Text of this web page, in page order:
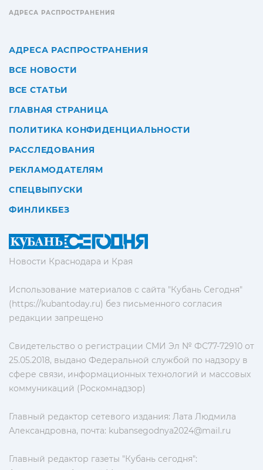
Новости Краснодара и Края
Использование материалов с сайта "Кубань Сегодня"
(https://kubantoday.ru) без письменного согласия
редакции запрещено
Свидетельство о регистрации СМИ Эл № ФС77-72910 от
25.05.2018, выдано Федеральной службой по надзору в
сфере связи, информационных технологий и массовых
коммуникаций (Роскомнадзор)
Главный редактор сетевого издания: Лата Людмила
Александровна, почта: kubansegodnya2024@mail.ru
Главный редактор газеты "Кубань сегодня":
АДРЕСА РАСПРОСТРАНЕНИЯ
АДРЕСА РАСПРОСТРАНЕНИЯ
ВСЕ НОВОСТИ
ВСЕ СТАТЬИ
ГЛАВНАЯ СТРАНИЦА
ПОЛИТИКА КОНФИДЕНЦИАЛЬНОСТИ
РАССЛЕДОВАНИЯ
РЕКЛАМОДАТЕЛЯМ
СПЕЦВЫПУСКИ
ФИНЛИКБЕЗ